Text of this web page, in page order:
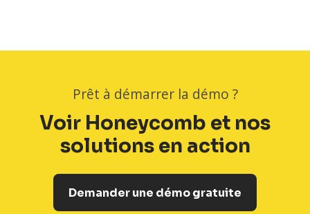
innovations
Prêt à démarrer la démo ?
Voir Honeycomb et nos
solutions en action
Demander une démo gratuite